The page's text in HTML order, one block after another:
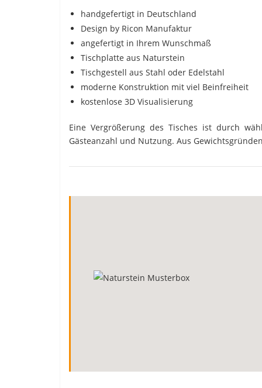
handgefertigt in Deutschland
Design by Ricon Manufaktur
angefertigt in Ihrem Wunschmaß
Tischplatte aus Naturstein
Tischgestell aus Stahl oder Edelstahl
moderne Konstruktion mit viel Beinfreiheit
kostenlose 3D Visualisierung
Eine Vergrößerung des Tisches ist durch
Gästeanzahl und Nutzung. Aus